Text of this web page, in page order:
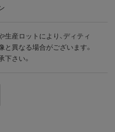
生産ロットにより、ディティ
と異なる場合がございます。
下さい。